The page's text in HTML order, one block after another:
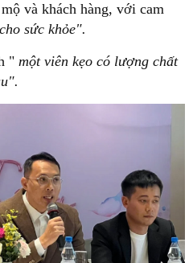
và khách hàng, với cam
sức khỏe".
" một viên kẹo có lượng chất